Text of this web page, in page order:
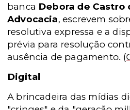
banca Debora de Castro
Advocacia, escrevem
resolutiva expressa e a
prévia para resolução
ausência de pagamento. (
Digital
A brincadeira das mídias